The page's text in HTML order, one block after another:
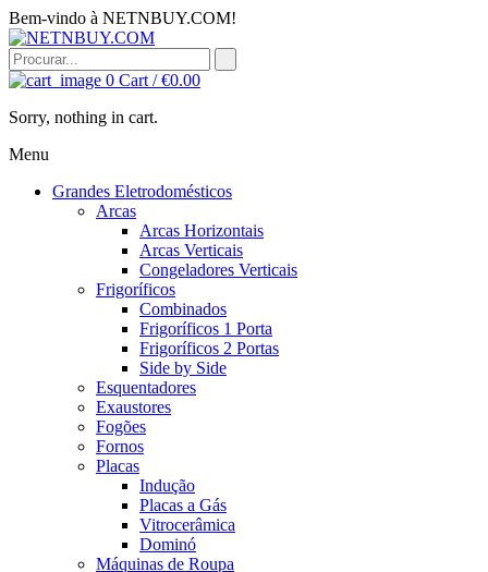
Bem-vindo à NETNBUY.COM!
0 Cart /€0.00
Sorry, nothing in cart.
Menu
Grandes Eletrodomésticos
Arcas
Arcas Horizontais
Arcas Verticais
Congeladores Verticais
Frigoríficos
Combinados
Frigoríficos 1 Porta
Frigoríficos 2 Portas
Side by Side
Esquentadores
Exaustores
Fogões
Fornos
Placas
Indução
Placas a Gás
Vitrocerâmica
Dominó
Máquinas de Roupa